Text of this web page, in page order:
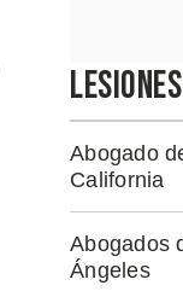
Abogado
California
Abogados
Ángeles